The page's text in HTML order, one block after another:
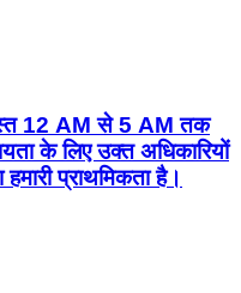
गस्त 12 AM से 5 AM तक
के लिए उक्त अधिकारियों
प्राथमिकता है।